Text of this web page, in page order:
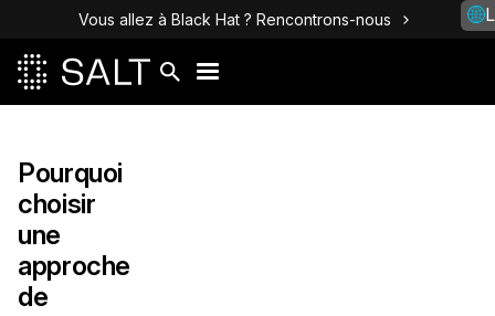
Vous allez à Black Hat ? Rencontrons-nous
Pourquoi
choisir
une
approche
de